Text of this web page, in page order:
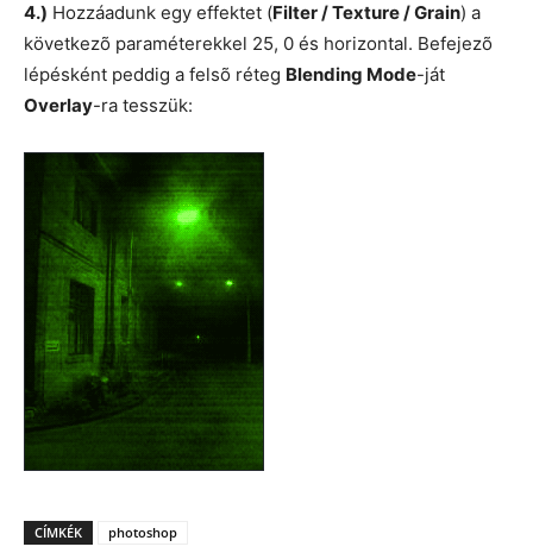
4.) Hozzáadunk egy effektet (Filter / Texture / Grain) a
következõ paraméterekkel 25, 0 és horizontal. Befejezõ
lépésként peddig a felsõ réteg Blending Mode-ját
Overlay-ra tesszük:
CÍMKÉK photoshop